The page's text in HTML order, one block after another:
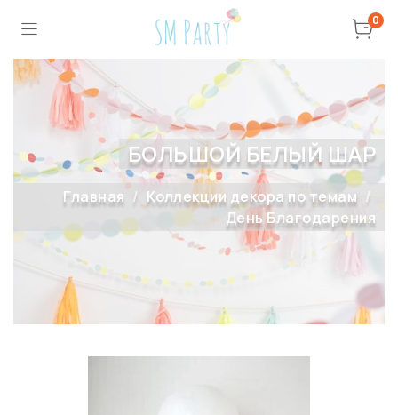
0
БОЛЬШОЙ БЕЛЫЙ ШАР
Главная
Коллекции декора по темам
День Благодарения